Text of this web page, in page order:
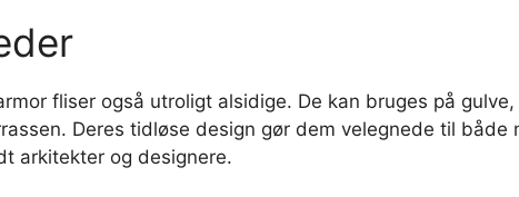
fliser også utroligt alsidige. De kan bruges på
Deres tidløse design gør dem velegnede til både
arkitekter og designere.